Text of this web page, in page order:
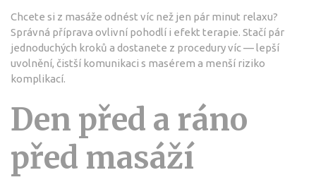
Chcete si z masáže odnést víc než jen pár minut relaxu?
Správná příprava ovlivní pohodlí i efekt terapie. Stačí pár
jednoduchých kroků a dostanete z procedury víc — lepší
uvolnění, čistší komunikaci s masérem a menší riziko
komplikací.
Den před a ráno
před masáží